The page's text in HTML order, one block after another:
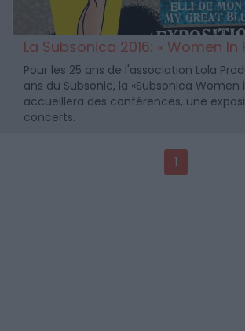
La Subsonica 2016: « Women In
Pour les 25 ans de l'association Lola
ans du Subsonic, la «Subsonica Women
accueillera des conférences, une
concerts.
1